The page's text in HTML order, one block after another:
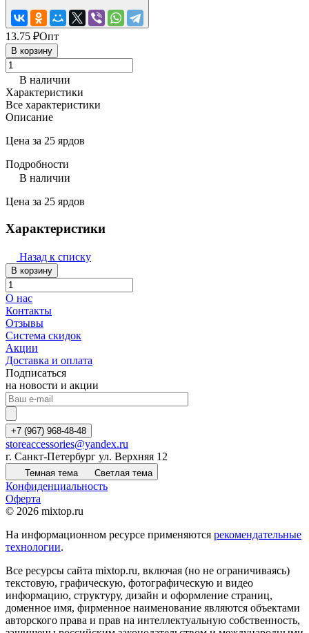
13.75 ₽Опт
В корзину
В наличии
Характеристики
Все характеристики
Описание
Цена за 25 ярдов
Подробности
В наличии
Цена за 25 ярдов
Характеристики
Назад к списку
В корзину
О нас
Контакты
Отзывы
Система скидок
Акции
Доставка и оплата
Подписаться
на новости и акции
+7 (967) 968-48-48
storeaccessories@yandex.ru
г. Санкт-Петербург ул. Верхняя 12
Темная тема Светлая тема
Конфиденциальность
Оферта
© 2026 mixtop.ru
На информационном ресурсе применяются рекомендательные
технологии.
Все ресурсы сайта mixtop.ru, включая (но не ограничиваясь)
текстовую, графическую, фотографическую и видео
информацию, структуру, дизайн и оформление страниц,
доменное имя, фирменное наименование являются объектами
авторского права и прав на интеллектуальную собственность,